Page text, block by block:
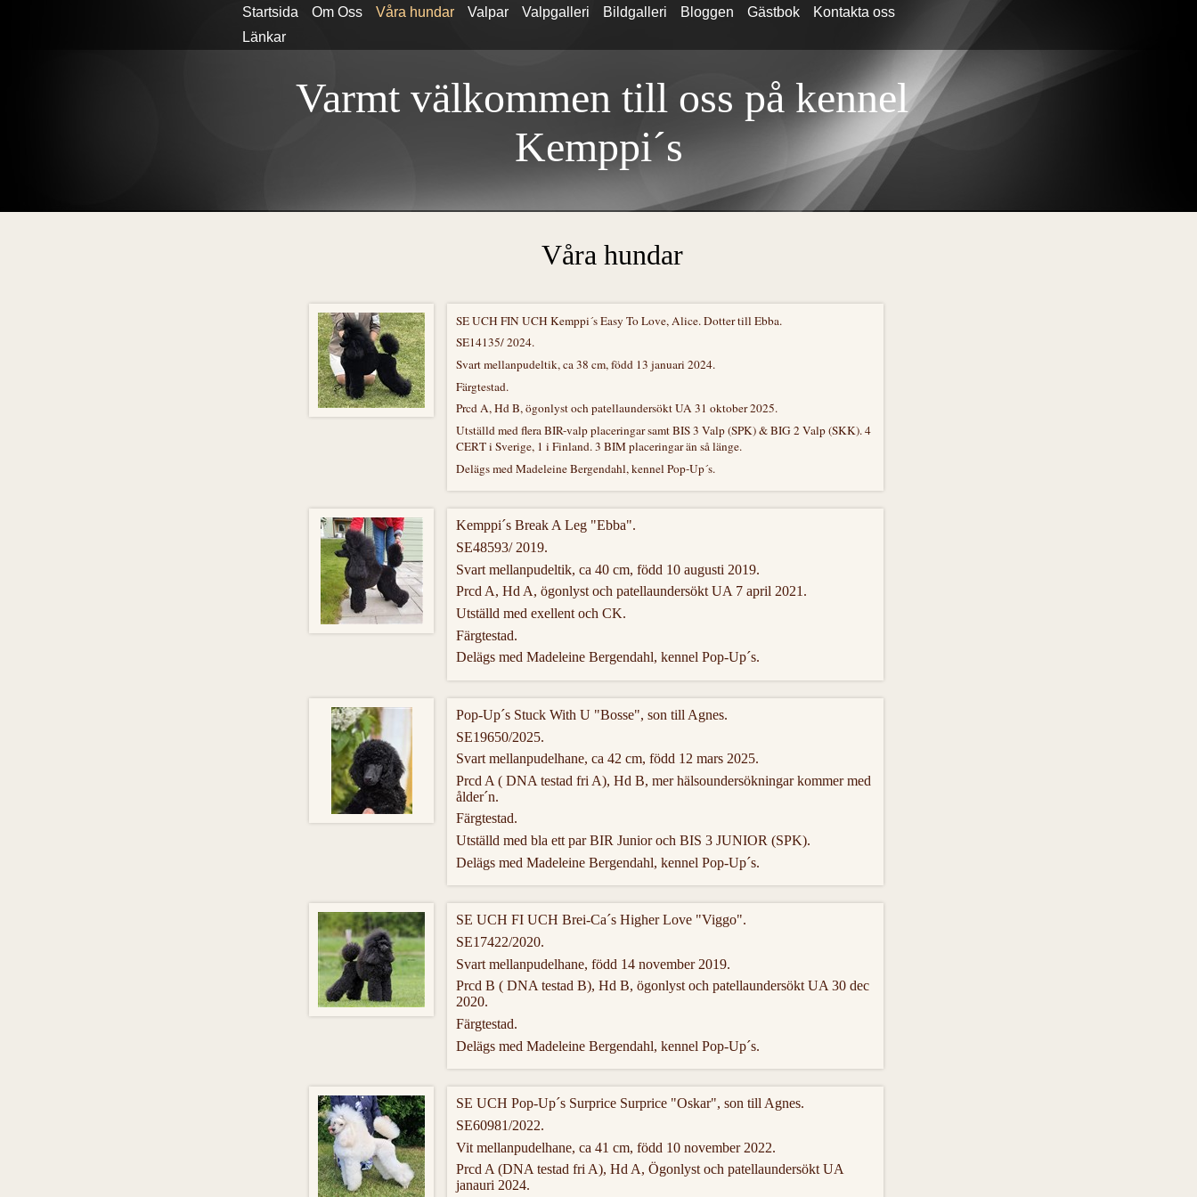
Startsida Om Oss Våra hundar Valpar Valpgalleri Bildgalleri Bloggen Gästbok
Kontakta oss
Länkar
Varmt välkommen till oss på kennel
Kemppi´s
Våra hundar
SE UCH FIN UCH Kemppi´s Easy To Love, Alice. Dotter till Ebba.
SE14135/ 2024.
Svart mellanpudeltik, ca 38 cm, född 13 januari 2024.
Färgtestad.
Prcd A, Hd B, ögonlyst och patellaundersökt UA 31 oktober 2025.
Utställd med flera BIR-valp placeringar samt BIS 3 Valp (SPK) & BIG 2 Valp (SKK). 4
CERT i Sverige, 1 i Finland. 3 BIM placeringar än så länge.
Delägs med Madeleine Bergendahl, kennel Pop-Up´s.
Kemppi´s Break A Leg "Ebba".
SE48593/ 2019.
Svart mellanpudeltik, ca 40 cm, född 10 augusti 2019.
Prcd A, Hd A, ögonlyst och patellaundersökt UA 7 april 2021.
Utställd med exellent och CK.
Färgtestad.
Delägs med Madeleine Bergendahl, kennel Pop-Up´s.
Pop-Up´s Stuck With U "Bosse", son till Agnes.
SE19650/2025.
Svart mellanpudelhane, ca 42 cm, född 12 mars 2025.
Prcd A ( DNA testad fri A), Hd B, mer hälsoundersökningar kommer med
ålder´n.
Färgtestad.
Utställd med bla ett par BIR Junior och BIS 3 JUNIOR (SPK).
Delägs med Madeleine Bergendahl, kennel Pop-Up´s.
SE UCH FI UCH Brei-Ca´s Higher Love "Viggo".
SE17422/2020.
Svart mellanpudelhane, född 14 november 2019.
Prcd B ( DNA testad B), Hd B, ögonlyst och patellaundersökt UA 30 dec
2020.
Färgtestad.
Delägs med Madeleine Bergendahl, kennel Pop-Up´s.
SE UCH Pop-Up´s Surprice Surprice "Oskar", son till Agnes.
SE60981/2022.
Vit mellanpudelhane, ca 41 cm, född 10 november 2022.
Prcd A (DNA testad fri A), Hd A, Ögonlyst och patellaundersökt UA
janauri 2024.